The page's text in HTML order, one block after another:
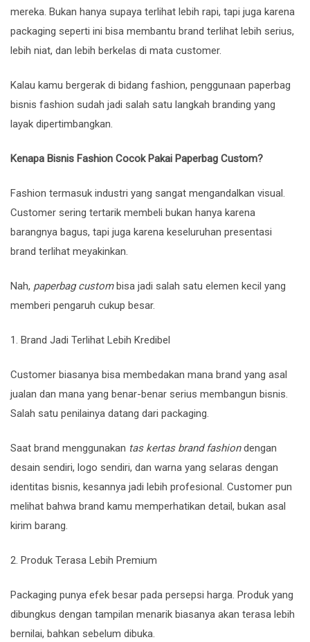
mereka. Bukan hanya supaya terlihat lebih rapi, tapi juga karena
packaging seperti ini bisa membantu brand terlihat lebih serius,
lebih niat, dan lebih berkelas di mata customer.
Kalau kamu bergerak di bidang fashion, penggunaan paperbag
bisnis fashion sudah jadi salah satu langkah branding yang
layak dipertimbangkan.
Kenapa Bisnis Fashion Cocok Pakai Paperbag Custom?
Fashion termasuk industri yang sangat mengandalkan visual.
Customer sering tertarik membeli bukan hanya karena
barangnya bagus, tapi juga karena keseluruhan presentasi
brand terlihat meyakinkan.
Nah, paperbag custombisa jadi salah satu elemen kecil yang
memberi pengaruh cukup besar.
1. Brand Jadi Terlihat Lebih Kredibel
Customer biasanya bisa membedakan mana brand yang asal
jualan dan mana yang benar-benar serius membangun bisnis.
Salah satu penilainya datang dari packaging.
Saat brand menggunakan tas kertas brand fashiondengan
desain sendiri, logo sendiri, dan warna yang selaras dengan
identitas bisnis, kesannya jadi lebih profesional. Customer pun
melihat bahwa brand kamu memperhatikan detail, bukan asal
kirim barang.
2. Produk Terasa Lebih Premium
Packaging punya efek besar pada persepsi harga. Produk yang
dibungkus dengan tampilan menarik biasanya akan terasa lebih
bernilai, bahkan sebelum dibuka.